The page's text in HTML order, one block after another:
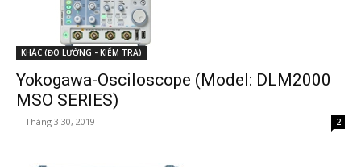
KHÁC (ĐO LƯỜNG - KIỂM TRA)
Yokogawa-Osciloscope (Model: DLM2000
MSO SERIES)
- Tháng 3 30, 2019 2